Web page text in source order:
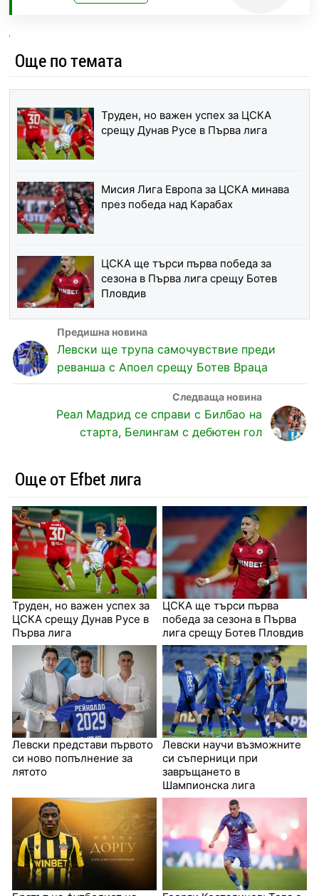
Още по темата
Труден, но важен успех за ЦСКА
срещу Дунав Русе в Първа лига
Мисия Лига Европа за ЦСКА минава
през победа над Карабах
ЦСКА ще търси първа победа за
сезона в Първа лига срещу Ботев
Пловдив
Левски ще трупа самочувствие преди
реванша с Апоел срещу Ботев Враца
Реал Мадрид се справи с Билбао на
старта, Белингам с дебютен гол
Още от Efbet лига
Труден, но важен успех за
ЦСКА срещу Дунав Русе в
Първа лига
ЦСКА ще търси първа
победа за сезона в Първа
лига срещу Ботев Пловдив
Левски представи първото
си ново попълнение за
лятото
Левски научи възможните
си съперници при
завръщането в
Шампионска лига